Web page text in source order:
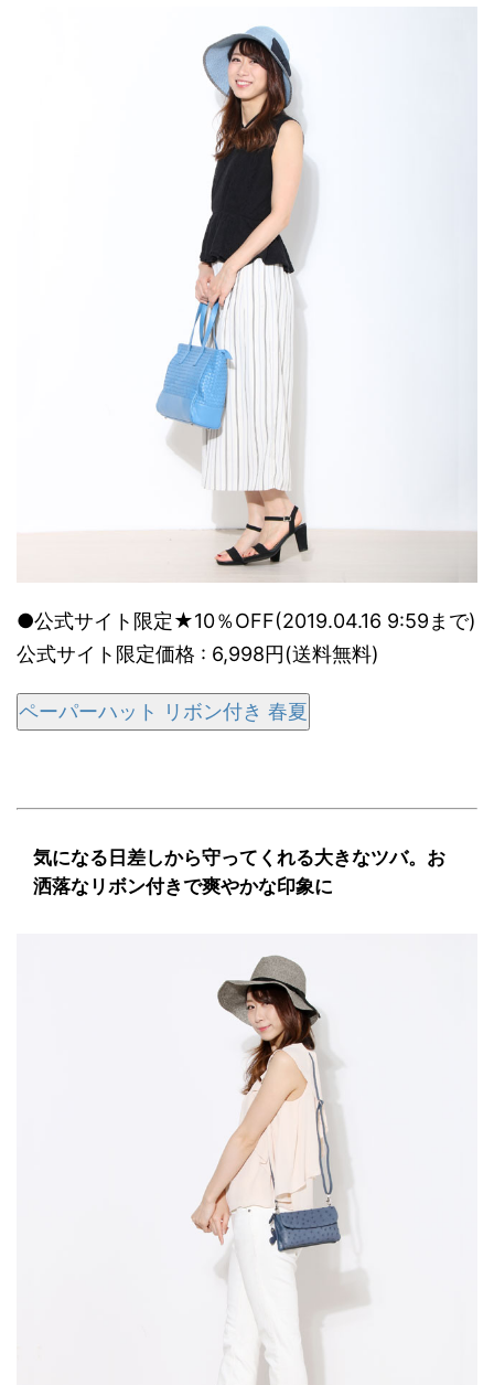
●公式サイト限定★10％OFF(2019.04.16 9:59まで)
公式サイト限定価格 : 6,998円(送料無料)
ペーパーハット リボン付き 春夏
気になる日差しから守ってくれる大きなツバ。お
洒落なリボン付きで爽やかな印象に